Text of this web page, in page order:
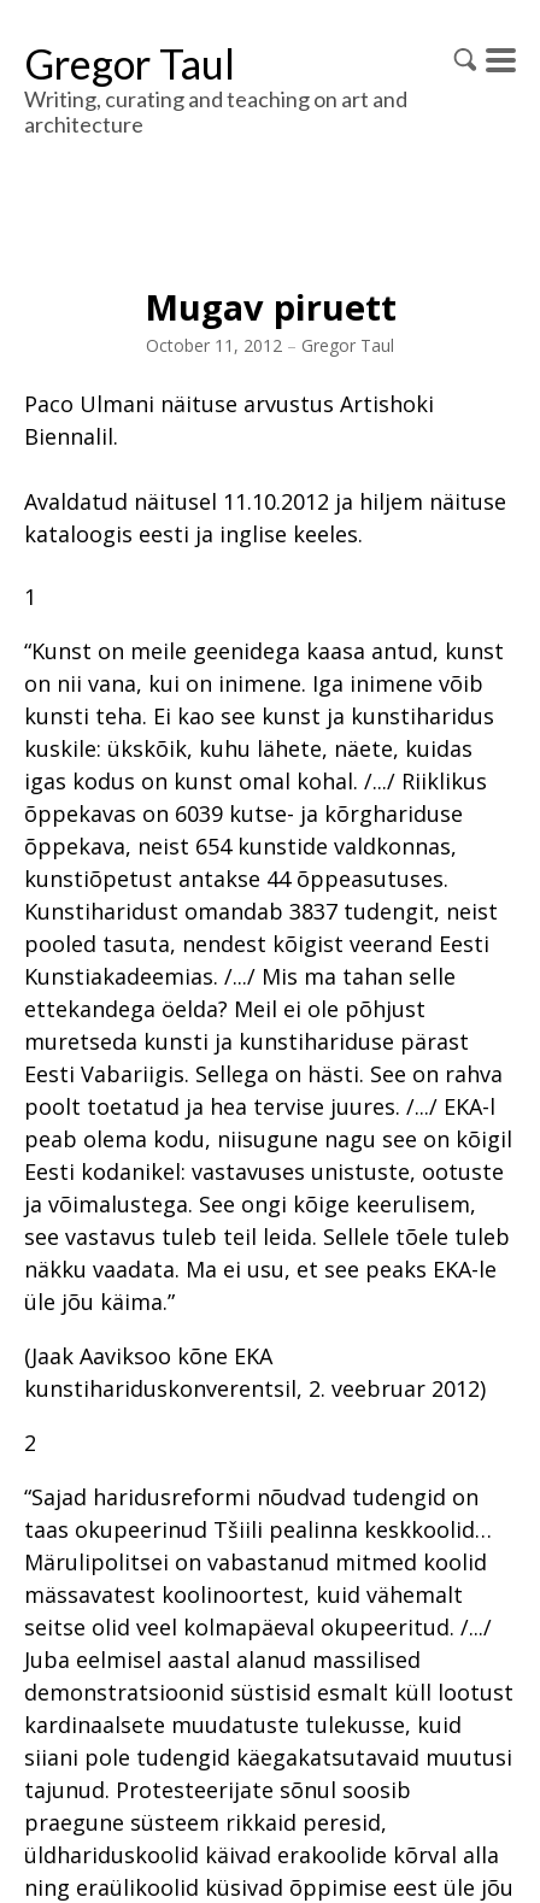
Gregor Taul
Writing, curating and teaching on art and
architecture
Mugav piruett
October 11, 2012 – Gregor Taul
Paco Ulmani näituse arvustus Artishoki
Biennalil.
Avaldatud näitusel 11.10.2012 ja hiljem näituse
kataloogis eesti ja inglise keeles.
1
“Kunst on meile geenidega kaasa antud, kunst
on nii vana, kui on inimene. Iga inimene võib
kunsti teha. Ei kao see kunst ja kunstiharidus
kuskile: ükskõik, kuhu lähete, näete, kuidas
igas kodus on kunst omal kohal. /.../ Riiklikus
õppekavas on 6039 kutse- ja kõrghariduse
õppekava, neist 654 kunstide valdkonnas,
kunstiõpetust antakse 44 õppeasutuses.
Kunstiharidust omandab 3837 tudengit, neist
pooled tasuta, nendest kõigist veerand Eesti
Kunstiakadeemias. /.../ Mis ma tahan selle
ettekandega öelda? Meil ei ole põhjust
muretseda kunsti ja kunstihariduse pärast
Eesti Vabariigis. Sellega on hästi. See on rahva
poolt toetatud ja hea tervise juures. /.../ EKA-l
peab olema kodu, niisugune nagu see on kõigil
Eesti kodanikel: vastavuses unistuste, ootuste
ja võimalustega. See ongi kõige keerulisem,
see vastavus tuleb teil leida. Sellele tõele tuleb
näkku vaadata. Ma ei usu, et see peaks EKA-le
üle jõu käima.”
(Jaak Aaviksoo kõne EKA
kunstihariduskonverentsil, 2. veebruar 2012)
2
“Sajad haridusreformi nõudvad tudengid on
taas okupeerinud Tšiili pealinna keskkoolid…
Märulipolitsei on vabastanud mitmed koolid
mässavatest koolinoortest, kuid vähemalt
seitse olid veel kolmapäeval okupeeritud. /.../
Juba eelmisel aastal alanud massilised
demonstratsioonid süstisid esmalt küll lootust
kardinaalsete muudatuste tulekusse, kuid
siiani pole tudengid käegakatsutavaid muutusi
tajunud. Protesteerijate sõnul soosib
praegune süsteem rikkaid peresid,
üldhariduskoolid käivad erakoolide kõrval alla
ning eraülikoolid küsivad õppimise eest üle jõu